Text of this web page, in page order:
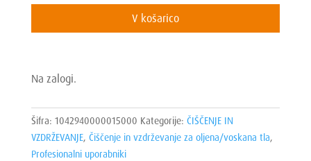
V košarico
Na zalogi.
Šifra: 1042940000015000 Kategorije: ČIŠČENJE IN
VZDRŽEVANJE, Čiščenje in vzdrževanje za oljena/voskana tla,
Profesionalni uporabniki